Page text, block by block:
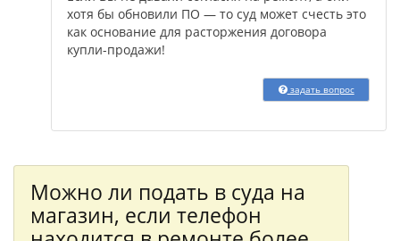
хотя бы обновили ПО — то суд может счесть это
как основание для расторжения договора
купли-продажи!
задать вопрос
Можно ли подать в суда на
магазин, если телефон